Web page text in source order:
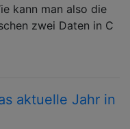
kann man also die
zwei Daten in C
aktuelle Jahr in